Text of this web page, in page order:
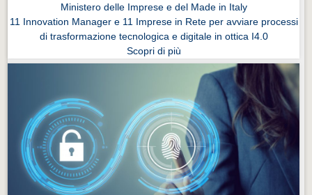
Ministero delle Imprese e del Made in Italy
11 Innovation Manager e 11 Imprese in Rete per avviare processi
di trasformazione tecnologica e digitale in ottica I4.0
Scopri di più